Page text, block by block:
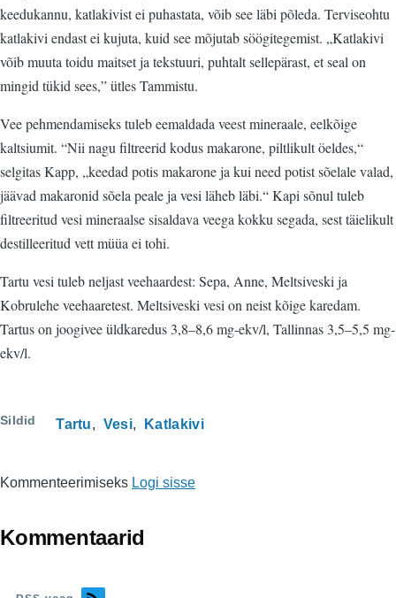
keedukannu, katlakivist ei puhastata, võib see läbi põleda. Terviseohtu
katlakivi endast ei kujuta, kuid see mõjutab söögitegemist. „Katlakivi
võib muuta toidu maitset ja tekstuuri, puhtalt sellepärast, et seal on
mingid tükid sees,” ütles Tammistu.
Vee pehmendamiseks tuleb eemaldada veest mineraale, eelkõige
kaltsiumit. “Nii nagu filtreerid kodus makarone, piltlikult öeldes,“
selgitas Kapp, „keedad potis makarone ja kui need potist sõelale valad,
jäävad makaronid sõela peale ja vesi läheb läbi.“ Kapi sõnul tuleb
filtreeritud vesi mineraalse sisaldava veega kokku segada, sest täielikult
destilleeritud vett müüa ei tohi.
Tartu vesi tuleb neljast veehaardest: Sepa, Anne, Meltsiveski ja
Kobrulehe veehaaretest. Meltsiveski vesi on neist kõige karedam.
Tartus on joogivee üldkaredus 3,8–8,6 mg-ekv/l, Tallinnas 3,5–5,5 mg-
ekv/l.
Sildid Tartu Vesi Katlakivi
Kommenteerimiseks Logi sisse
Kommentaarid